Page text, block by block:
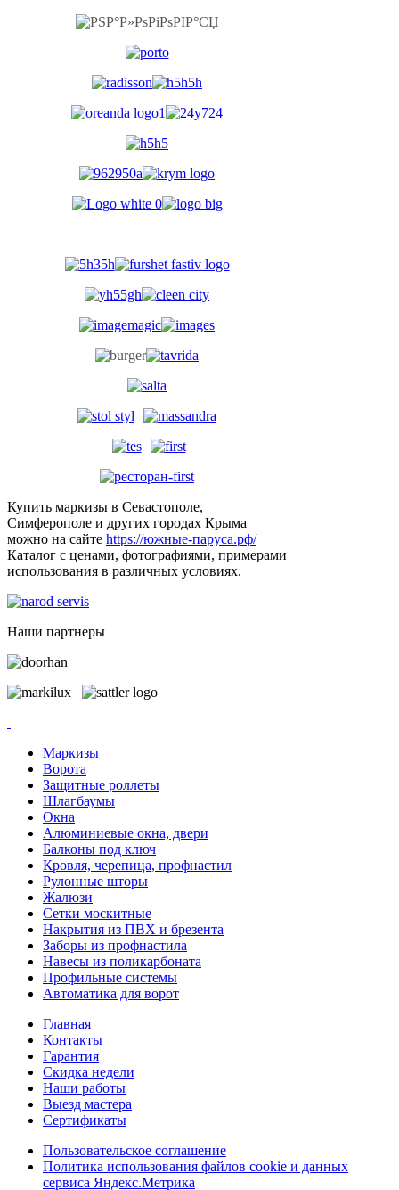
Купить маркизы в Севастополе,
Симферополе и других городах Крыма
можно на сайте https://южные-паруса.рф/
Каталог с ценами, фотографиями, примерами
использования в различных условиях.
Наши партнеры
Маркизы
Ворота
Защитные роллеты
Шлагбаумы
Окна
Алюминиевые окна, двери
Балконы под ключ
Кровля, черепица, профнастил
Рулонные шторы
Жалюзи
Сетки москитные
Накрытия из ПВХ и брезента
Заборы из профнастила
Навесы из поликарбоната
Профильные системы
Автоматика для ворот
Главная
Контакты
Гарантия
Скидка недели
Наши работы
Выезд мастера
Сертификаты
Пользовательское соглашение
Политика использования файлов cookie и данных
сервиса Яндекс.Метрика